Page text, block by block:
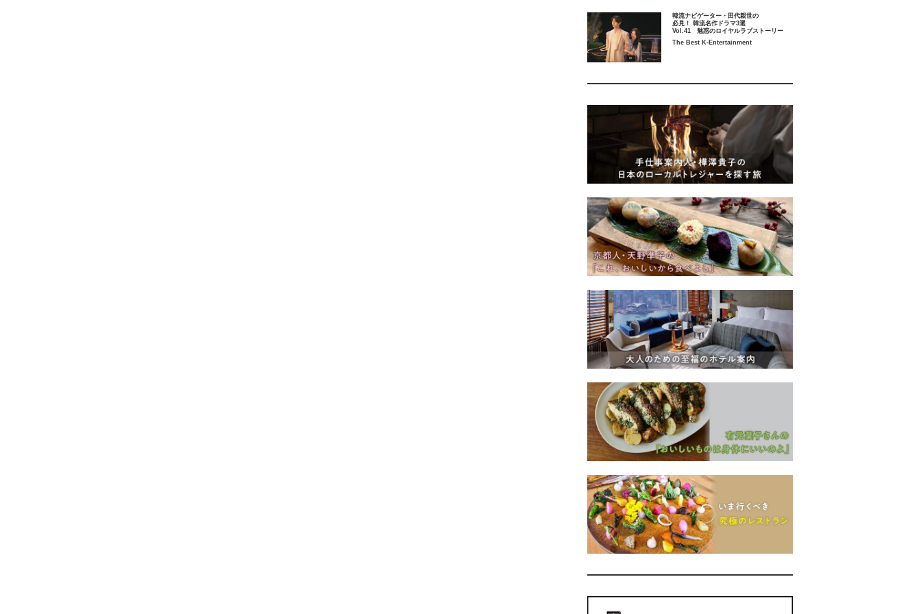
韓流ナビゲーター・田代親世の
必見！ 韓流名作ドラマ3選
Vol.41 魅惑のロイヤルラブストーリー
The Best K-Entertainment